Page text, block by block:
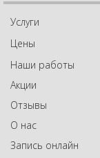
Услуги
Цены
Наши работы
Акции
Отзывы
О нас
Запись онлайн